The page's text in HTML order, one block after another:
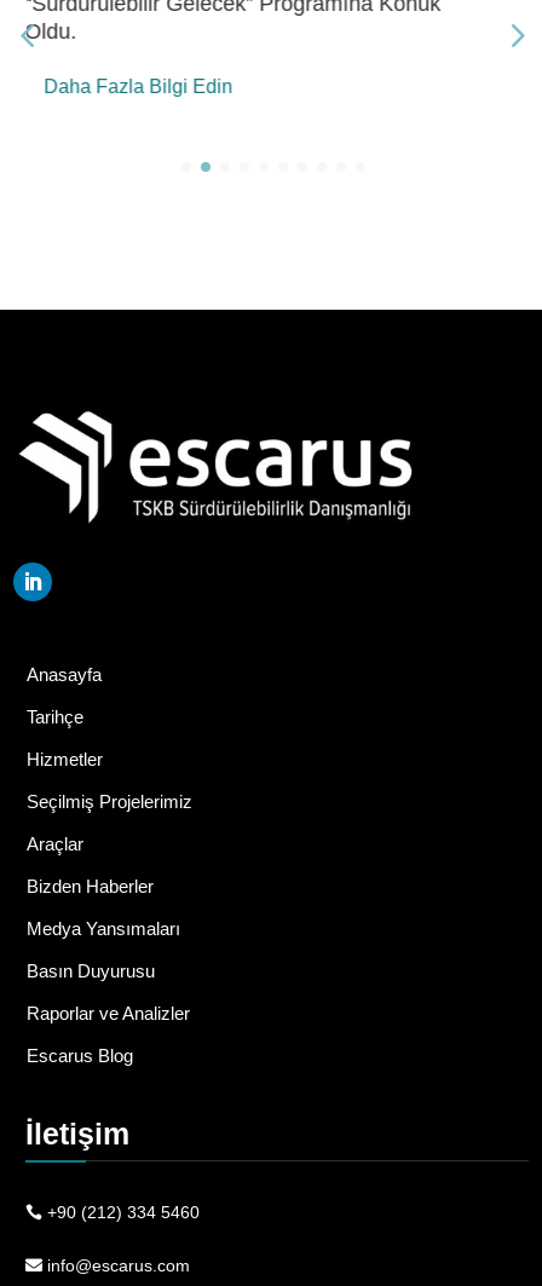
Anasayfa
Tarihçe
Hizmetler
Seçilmiş Projelerimiz
Araçlar
Bizden Haberler
Medya Yansımaları
Basın Duyurusu
Raporlar ve Analizler
Escarus Blog
İletişim
+90 (212) 334 5460
info@escarus.com